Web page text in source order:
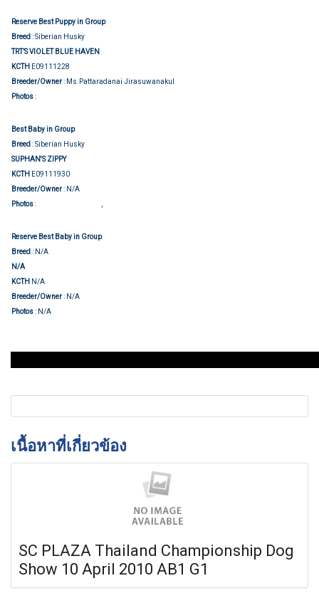
Reserve Best Puppy in Group
Breed : Siberian Husky
TRT’S VIOLET BLUE HAVEN
KCTH E09111228
Breeder/Owner: Ms.Pattaradanai Jirasuwanakul
Photos:
Best Baby in Group
Breed : Siberian Husky
SUPHAN'S ZIPPY
KCTH E09111930
Breeder/Owner: N/A
Photos:
Reserve Best Baby in Group
Breed : N/A
N/A
KCTH N/A
Breeder/Owner: N/A
Photos: N/A
เนื้อหาที่เกี่ยวข้อง
SC PLAZA Thailand Championship Dog
Show 10 April 2010 AB1 G1